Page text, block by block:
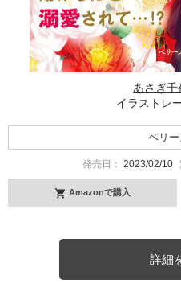
あさぎ千
イラストレ
ベリ
発売日： 2023/02/10
Amazonで購入
詳細